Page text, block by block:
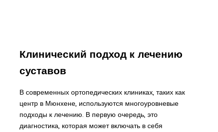
Клинический подход к лечению
суставов
В современных ортопедических клиниках, таких как
центр в Мюнхене, используются многоуровневые
подходы к лечению. В первую очередь, это
диагностика, которая может включать в себя